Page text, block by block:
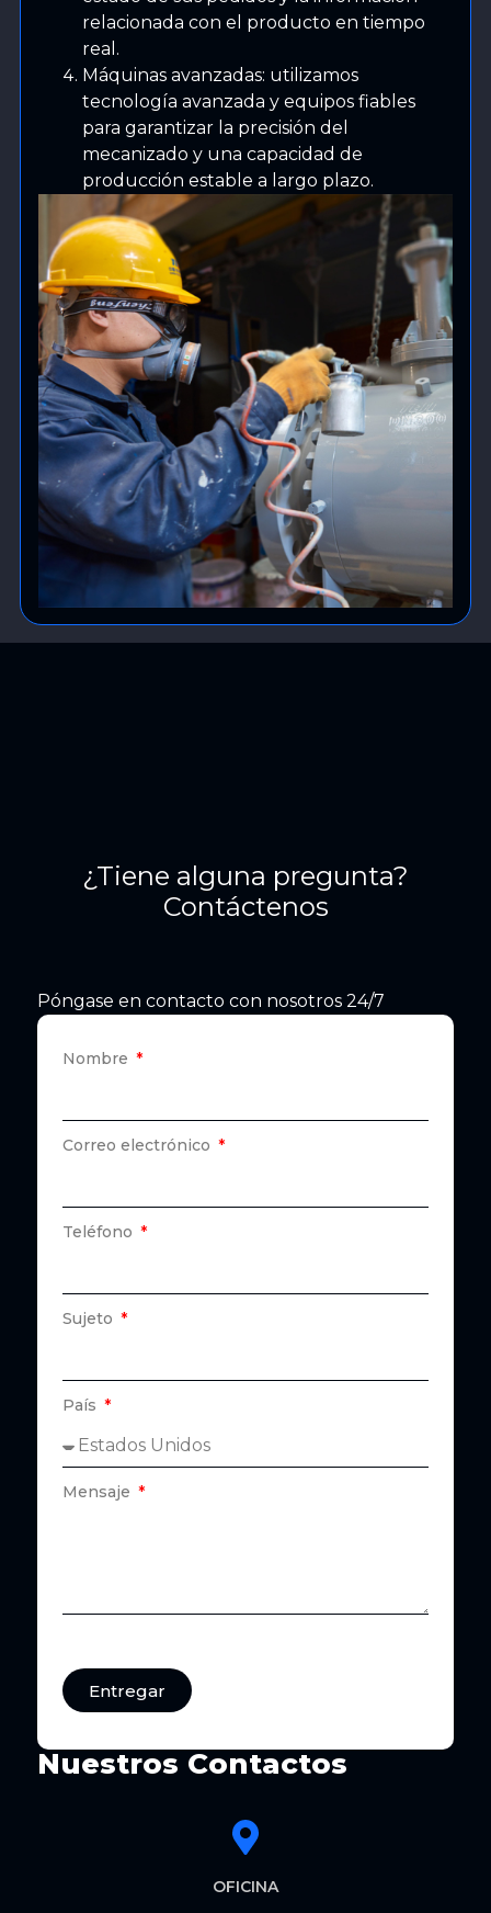
relacionada con el producto en tiempo
real.
Máquinas avanzadas: utilizamos
tecnología avanzada y equipos fiables
para garantizar la precisión del
mecanizado y una capacidad de
producción estable a largo plazo.
¿Tiene alguna pregunta?
Contáctenos
Póngase en contacto con nosotros 24/7
Nombre
Correo electrónico
Teléfono
Sujeto
País
Mensaje
Entregar
Nuestros Contactos
OFICINA